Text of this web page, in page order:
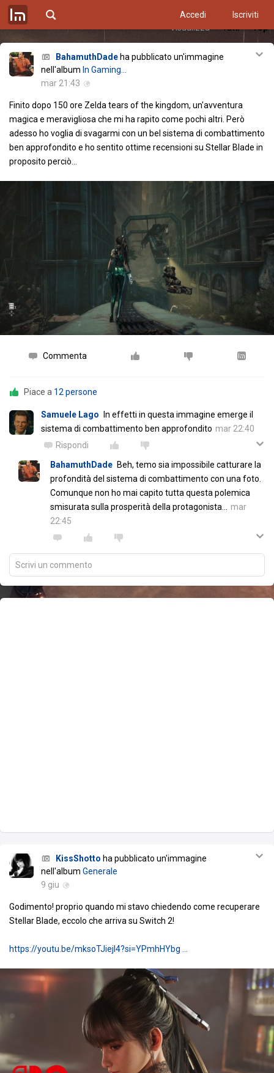
Accedi
Iscriviti
Visualizza
Tutti Top
BahamuthDade ha pubblicato un'immagine
nell'album In Gaming...
mar 21:43
Finito dopo 150 ore Zelda tears of the kingdom, un'avventura
magica e meravigliosa che mi ha rapito come pochi altri. Però
adesso ho voglia di svagarmi con un bel sistema di combattimento
ben approfondito e ho sentito ottime recensioni su Stellar Blade in
proposito perciò...
Commenta
Piace a 12 persone
Samuele Lago
In effetti in questa immagine emerge il
sistema di combattimento ben approfondito mar 22:40
Rispondi
BahamuthDade Beh, temo sia impossibile catturare la
profondità del sistema di combattimento con una foto.
Comunque non ho mai capito tutta questa polemica
smisurata sulla prosperità della protagonista...
mar
22:45
Scrivi un commento
KissShotto ha pubblicato un'immagine
nell'album Generale
9 giu
Godimento! proprio quando mi stavo chiedendo come recuperare
Stellar Blade, eccolo che arriva su Switch 2!
https://youtu.be/mksoTJiejl4?si=YPmhHYbg …